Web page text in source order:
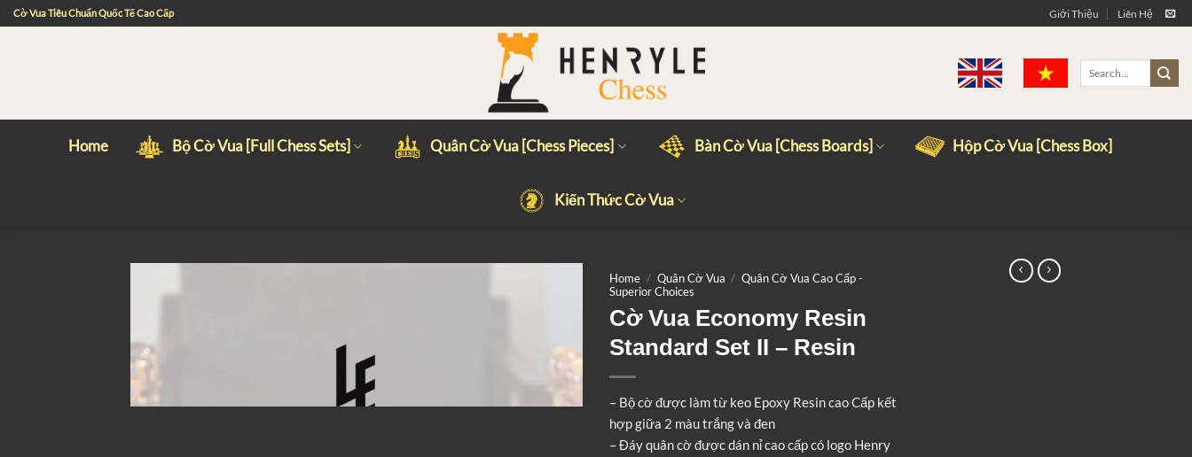
Skip
to
Cờ Vua Tiêu Chuẩn Quốc Tế Cao Cấp Giới Thiệu Liên Hệ
Home Bộ Cờ Vua [Full Chess Sets] Quân Cờ Vua [Chess Pieces] Bàn Cờ Vua [Chess Boards] Hộp Cờ Vua [Chess Box]
Kiến Thức Cờ Vua
Home / Quân Cờ Vua / Quân Cờ Vua Cao Cấp -
Superior Choices
Cờ Vua Economy Resin
Standard Set II – Resin
– Bộ cờ được làm từ keo Epoxy Resin cao Cấp kết
hợp giữa 2 màu trắng và đen
– Đáy quân cờ được dán nỉ cao cấp có logo Henry